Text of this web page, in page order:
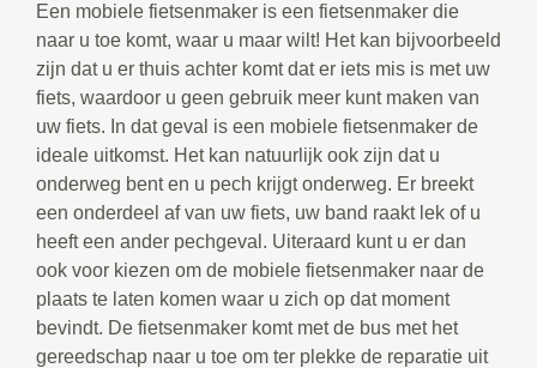
Een mobiele fietsenmaker is een fietsenmaker die
naar u toe komt, waar u maar wilt! Het kan bijvoorbeeld
zijn dat u er thuis achter komt dat er iets mis is met uw
fiets, waardoor u geen gebruik meer kunt maken van
uw fiets. In dat geval is een mobiele fietsenmaker de
ideale uitkomst. Het kan natuurlijk ook zijn dat u
onderweg bent en u pech krijgt onderweg. Er breekt
een onderdeel af van uw fiets, uw band raakt lek of u
heeft een ander pechgeval. Uiteraard kunt u er dan
ook voor kiezen om de mobiele fietsenmaker naar de
plaats te laten komen waar u zich op dat moment
bevindt. De fietsenmaker komt met de bus met het
gereedschap naar u toe om ter plekke de reparatie uit